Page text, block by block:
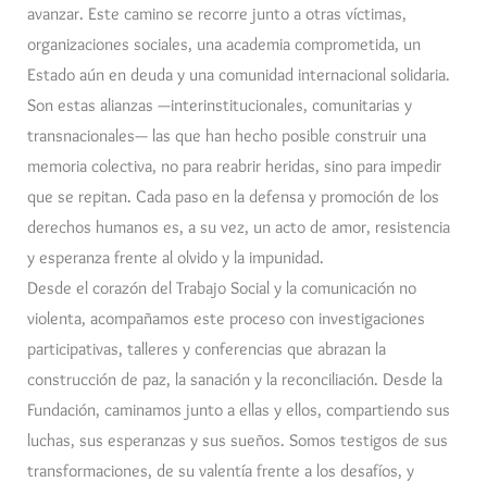
avanzar. Este camino se recorre junto a otras víctimas,
organizaciones sociales, una academia comprometida, un
Estado aún en deuda y una comunidad internacional solidaria.
Son estas alianzas —interinstitucionales, comunitarias y
transnacionales— las que han hecho posible construir una
memoria colectiva, no para reabrir heridas, sino para impedir
que se repitan. Cada paso en la defensa y promoción de los
derechos humanos es, a su vez, un acto de amor, resistencia
y esperanza frente al olvido y la impunidad.
Desde el corazón del Trabajo Social y la comunicación no
violenta, acompañamos este proceso con investigaciones
participativas, talleres y conferencias que abrazan la
construcción de paz, la sanación y la reconciliación. Desde la
Fundación, caminamos junto a ellas y ellos, compartiendo sus
luchas, sus esperanzas y sus sueños. Somos testigos de sus
transformaciones, de su valentía frente a los desafíos, y